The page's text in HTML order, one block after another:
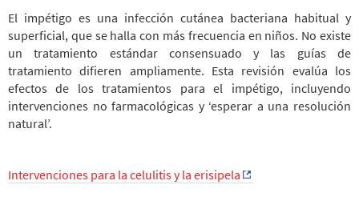
El impétigo es una infección cutánea bacteriana habitual y
superficial, que se halla con más frecuencia en niños. No existe
un tratamiento estándar consensuado y las guías de
tratamiento difieren ampliamente. Esta revisión evalúa los
efectos de los tratamientos para el impétigo, incluyendo
intervenciones no farmacológicas y ‘esperar a una resolución
natural’.
Intervenciones para la celulitis y la erisipela